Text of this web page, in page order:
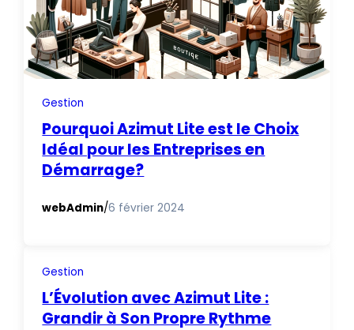
Gestion
Pourquoi Azimut Lite est le Choix
Idéal pour les Entreprises en
Démarrage?
webAdmin/6 février 2024
Gestion
L’Évolution avec Azimut Lite :
Grandir à Son Propre Rythme